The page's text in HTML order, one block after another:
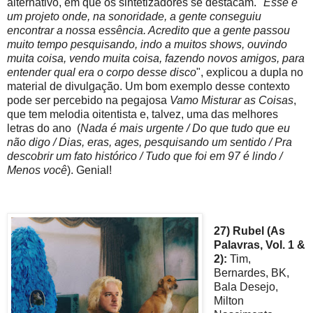
um projeto onde, na sonoridade, a gente conseguiu
encontrar a nossa essência. Acredito que a gente passou
muito tempo pesquisando, indo a muitos shows, ouvindo
muita coisa, vendo muita coisa, fazendo novos amigos, para
entender qual era o corpo desse disco", explicou a dupla no
material de divulgação. Um bom exemplo desse contexto
pode ser percebido na pegajosa Vamo Misturar as Coisas,
que tem melodia oitentista e, talvez, uma das melhores
letras do ano (Nada é mais urgente / Do que tudo que eu
não digo / Dias, eras, ages, pesquisando um sentido / Pra
descobrir um fato histórico / Tudo que foi em 97 é lindo /
Menos você). Genial!
27) Rubel (As
Palavras, Vol. 1 &
2): Tim,
Bernardes, BK,
Bala Desejo,
Milton